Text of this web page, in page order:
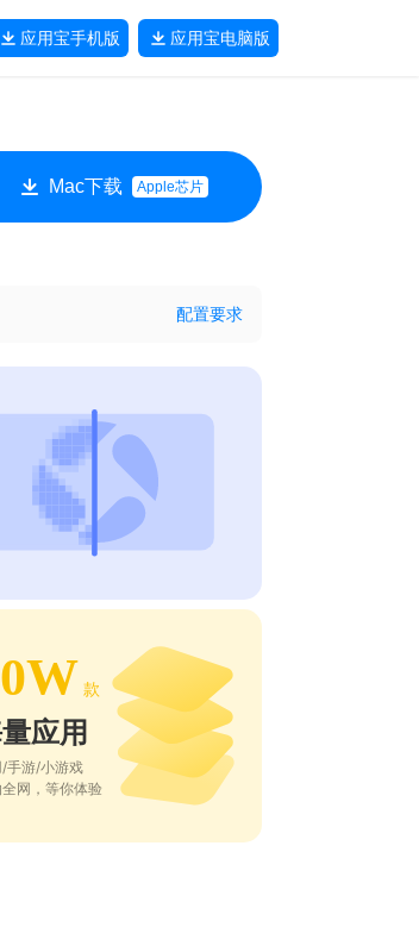
应用宝手机版 应用宝电脑版
Mac下载 Apple芯片
配置要求
款
应用
/手游/小游戏
网，等你体验